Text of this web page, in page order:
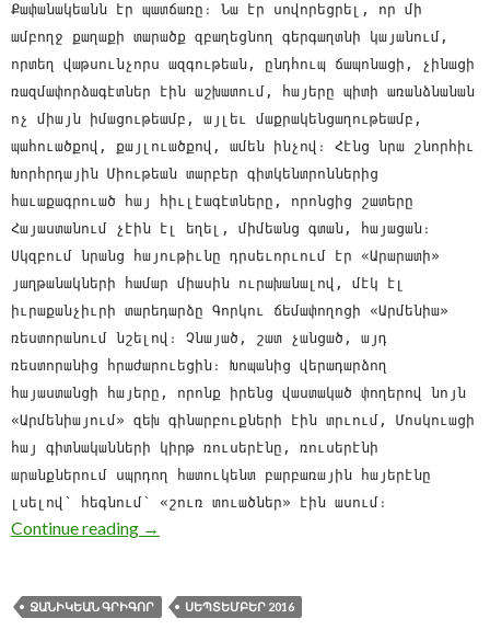
Քափանակեանն էր պատճառը։ Նա էր սովորեցրել, որ մի
ամբողջ քաղաքի տարածք զբաղեցնող գերգաղտնի կայանում,
որտեղ վաթսունչորս ազգութեան, ընդհուպ ճապոնացի, չինացի
ռազմափորձագէտներ էին աշխատում, հայերը պիտի առանձնանան
ոչ միայն իմացութեամբ, այլեւ մաքրակենցաղութեամբ,
պահուածքով, քայլուածքով, ամեն ինչով։ Հէնց նրա շնորհիւ
Խորհրդային Միութեան տարբեր գիտկենտրոններից
հաւաքագրուած հայ հիւլէագէտները, որոնցից շատերը
Հայաստանում չէին էլ եղել, միմեանց գտան, հայացան։
Սկզբում նրանց հայութիւնը դրսեւորւում էր «Արարատի»
յաղթանակների համար միասին ուրախանալով, մէկ էլ
իւրաքանչիւրի տարեդարձը Գորկու ճեմափողոցի «Արմենիա»
ռեստորանում նշելով։ Չնայած, շատ չանցած, այդ
ռեստորանից հրաժարուեցին։ Խոպանից վերադարձող
հայաստանցի հայերը, որոնք իրենց վաստակած փողերով նոյն
«Արմենիայում» զեխ գինարբուքների էին տրւում, Մոսկուացի
հայ գիտնականների կիրթ ռուսերէնը, ռուսերէնի
արանքներում սպրդող հատուկենտ բարբառային հայերէնը
լսելով՝ հեգնում՝ «շուռ տուածներ» էին ասում։
Continue reading ՎՐԻԺԱԿ
→
ՋԱՆԻԿԵԱՆ ԳՐԻԳՈՐ ՍԵՊՏԵՄԲԵՐ 2016